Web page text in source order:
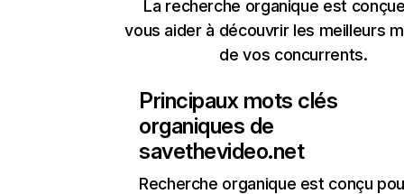
La recherche organique est
vous aider à découvrir les meilleurs
de vos concurrents.
Principaux mots clés
organiques de
savethevideo.net
Recherche organique est conçu